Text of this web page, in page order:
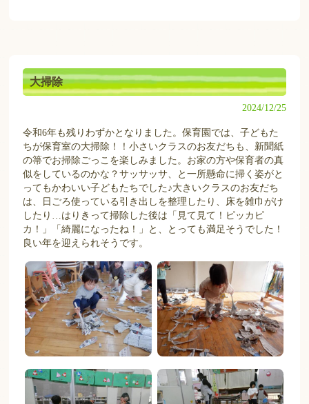
大掃除
2024/12/25
令和6年も残りわずかとなりました。保育園では、子どもた
ちが保育室の大掃除！！小さいクラスのお友だちも、新聞紙
の箒でお掃除ごっこを楽しみました。お家の方や保育者の真
似をしているのかな？サッサッサ、と一所懸命に掃く姿がと
ってもかわいい子どもたちでした♪大きいクラスのお友だち
は、日ごろ使っている引き出しを整理したり、床を雑巾がけ
したり…はりきって掃除した後は「見て見て！ピッカピ
カ！」「綺麗になったね！」と、とっても満足そうでした！
良い年を迎えられそうです。